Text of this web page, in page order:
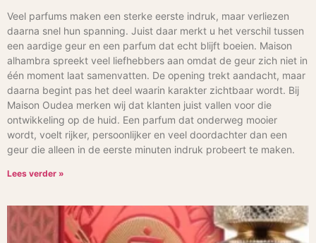
Veel parfums maken een sterke eerste indruk, maar verliezen
daarna snel hun spanning. Juist daar merkt u het verschil tussen
een aardige geur en een parfum dat echt blijft boeien. Maison
alhambra spreekt veel liefhebbers aan omdat de geur zich niet in
één moment laat samenvatten. De opening trekt aandacht, maar
daarna begint pas het deel waarin karakter zichtbaar wordt. Bij
Maison Oudea merken wij dat klanten juist vallen voor die
ontwikkeling op de huid. Een parfum dat onderweg mooier
wordt, voelt rijker, persoonlijker en veel doordachter dan een
geur die alleen in de eerste minuten indruk probeert te maken.
Lees verder »